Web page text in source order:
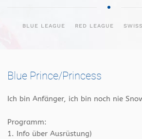
BLUE LEAGUE RED LEAGUE
Blue Prince/Princess
Ich bin Anfänger, ich bin noch nie
Programm:
1. Info über Ausrüstung)